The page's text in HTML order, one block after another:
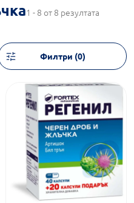
1 - 8 от 8 резултата
Филтри (0)